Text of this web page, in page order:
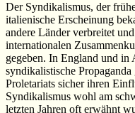
Der Syndikalismus, der
italienische Erscheinung
andere Länder verbreitet
internationalen
gegeben. In England und in
syndikalistische
Proletariats sicher ihren
Syndikalismus wohl am
letzten Jahren oft erwähnt